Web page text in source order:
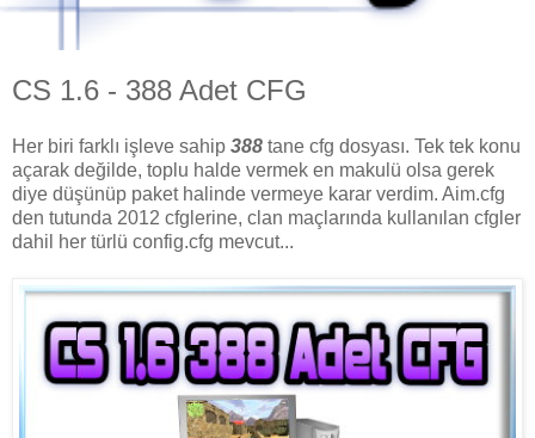
CS 1.6 - 388 Adet CFG
Her biri farklı işleve sahip 388 tane cfg dosyası. Tek tek konu
açarak değilde, toplu halde vermek en makulü olsa gerek
diye düşünüp paket halinde vermeye karar verdim. Aim.cfg
den tutunda 2012 cfglerine, clan maçlarında kullanılan cfgler
dahil her türlü config.cfg mevcut...